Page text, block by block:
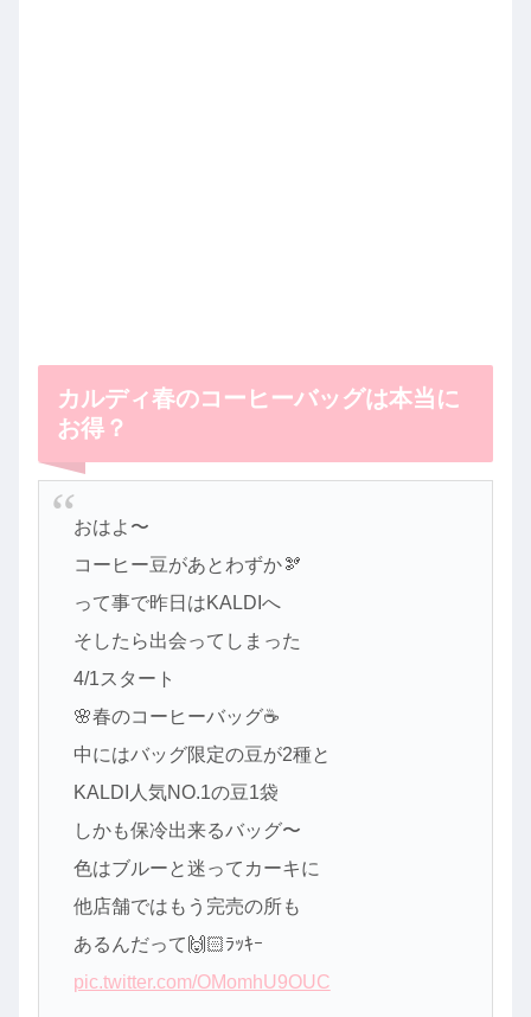
カルディ春のコーヒーバッグは本当に
お得？
おはよ〜
コーヒー豆があとわずか🫘
って事で昨日はKALDIへ
そしたら出会ってしまった
4/1スタート
🌸春のコーヒーバッグ☕️
中にはバッグ限定の豆が2種と
KALDI人気NO.1の豆1袋
しかも保冷出来るバッグ〜
色はブルーと迷ってカーキに
他店舗ではもう完売の所も
あるんだって🙌🏻ﾗｯｷｰ
pic.twitter.com/OMomhU9OUC